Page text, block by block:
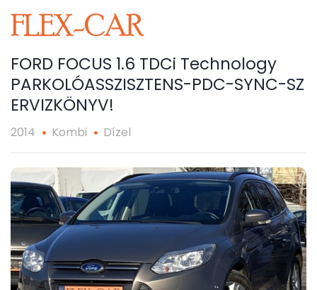
FORD FOCUS 1.6 TDCi Technology
PARKOLÓASSZISZTENS-PDC-SYNC-SZ​
ERVIZKÖNYV!
2014 Kombi Dízel